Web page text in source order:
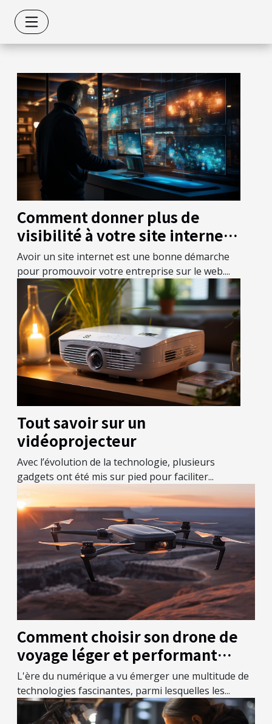
Comment choisir son drone de
voyage léger et performant
critères et modèles à privilégier
L'ère du numérique a vu émerger une multitude de
technologies fascinantes, parmi lesquelles les...
Comment donner plus de
visibilité à votre site internet
?
Avoir un site internet est une bonne démarche
pour promouvoir votre entreprise sur le web....
Tout savoir sur un
vidéoprojecteur
Avec l’évolution de la technologie, plusieurs
gadgets ont été mis sur pied pour faciliter...